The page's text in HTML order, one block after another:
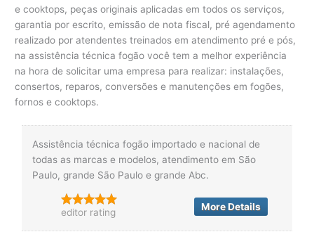
e cooktops, peças originais aplicadas em todos os serviços,
garantia por escrito, emissão de nota fiscal, pré agendamento
realizado por atendentes treinados em atendimento pré e pós,
na assistência técnica fogão você tem a melhor experiência
na hora de solicitar uma empresa para realizar: instalações,
consertos, reparos, conversões e manutenções em fogões,
fornos e cooktops.
Assistência técnica fogão importado e nacional de
todas as marcas e modelos, atendimento em São
Paulo, grande São Paulo e grande Abc.
editor rating More Details